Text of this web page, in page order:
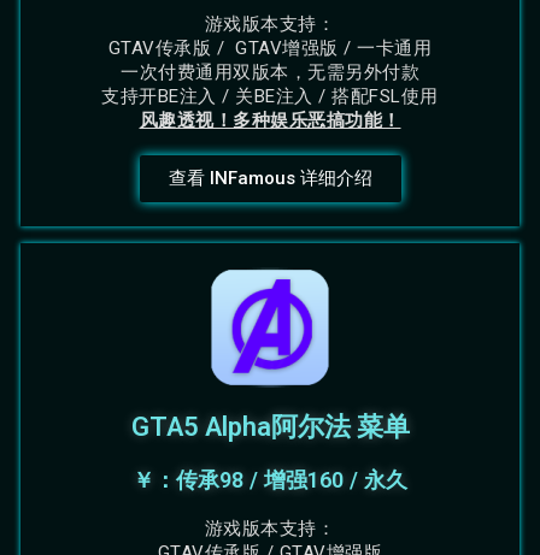
游戏版本支持：
GTAV传承版 / GTAV增强版 / 一卡通用
一次付费通用双版本，无需另外付款
支持开BE注入 / 关BE注入 / 搭配FSL使用
风趣透视！多种娱乐恶搞功能！
查看 INFamous 详细介绍
GTA5 Alpha阿尔法 菜单
￥：传承98 / 增强160 / 永久
游戏版本支持：